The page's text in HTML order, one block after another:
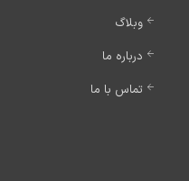
وبلاگ
درباره ما
تماس با ما